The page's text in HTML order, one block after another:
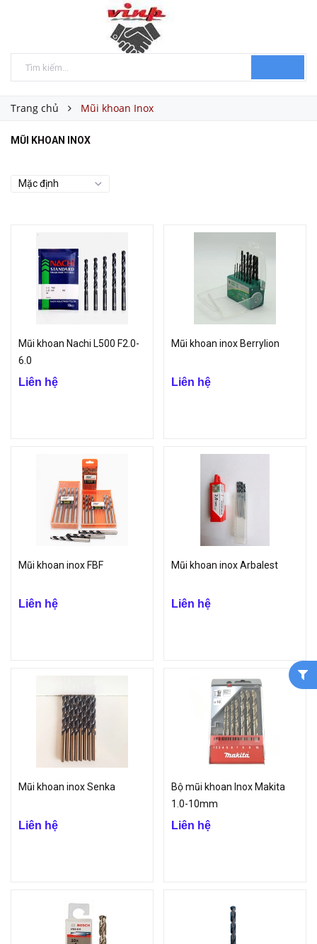
Trang chủ Mũi khoan Inox
MŨI KHOAN INOX
Mũi khoan Nachi L500 F2.0-
6.0
Liên hệ
Mũi khoan inox Berrylion
Liên hệ
Mũi khoan inox FBF
Liên hệ
Mũi khoan inox Arbalest
Liên hệ
Mũi khoan inox Senka
Liên hệ
Bộ mũi khoan Inox Makita
1.0-10mm
Liên hệ